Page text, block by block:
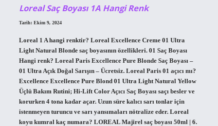
Loreal Saç Boyası 1A Hangi Renk
Tarih: Ekim 9, 2024
Loreal 1 A hangi renktir? Loreal Excellence Creme 01 Ultra
Light Natural Blonde saç boyasının özellikleri. 01 Saç Boyası
Hangi renk? Loreal Paris Excellence Pure Blonde Saç Boyası –
01 Ultra Açık Doğal Sarışın – Ücretsiz. Loreal Paris 01 açıcı mı?
Excellence Excellence Pure Blond 01 Ultra Light Natural Yellow
Üçlü Bakım Rutini; Hi-Lift Color Açıcı Saç Boyası saçı besler ve
korurken 4 tona kadar açar. Uzun süre kalıcı sarı tonlar için
istenmeyen turuncu ve sarı yansımaları nötralize eder. Loreal
koyu kumral kaç numara? LOREAL Majirel saç boyası 50ml | 6.